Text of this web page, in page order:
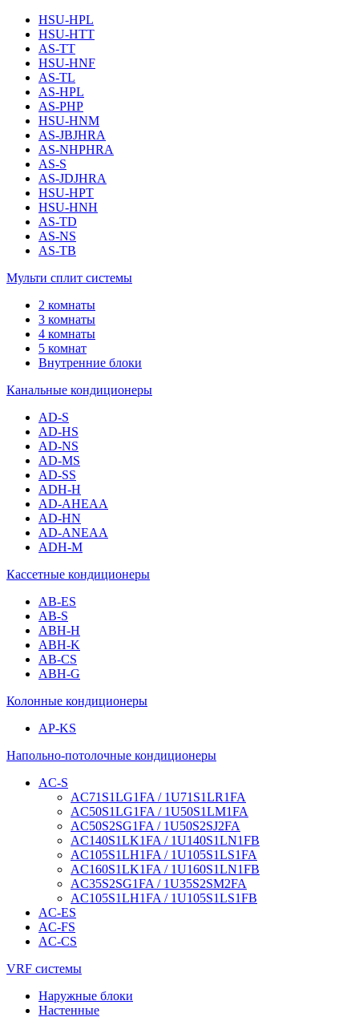
HSU-HPL
HSU-HTT
AS-TT
HSU-HNF
AS-TL
AS-HPL
AS-PHP
HSU-HNM
AS-JBJHRA
AS-NHPHRA
AS-S
AS-JDJHRA
HSU-HPT
HSU-HNH
AS-TD
AS-NS
AS-TB
Мульти сплит системы
2 комнаты
3 комнаты
4 комнаты
5 комнат
Внутренние блоки
Канальные кондиционеры
AD-S
AD-HS
AD-NS
AD-MS
AD-SS
ADH-H
AD-AHEAA
AD-HN
AD-ANEAA
ADH-M
Кассетные кондиционеры
AB-ES
AB-S
ABH-H
ABH-K
AB-CS
ABH-G
Колонные кондиционеры
AP-KS
Напольно-потолочные кондиционеры
AC-S
AC71S1LG1FA / 1U71S1LR1FA
AC50S1LG1FA / 1U50S1LM1FA
AC50S2SG1FA / 1U50S2SJ2FA
AC140S1LK1FA / 1U140S1LN1FB
AC105S1LH1FA / 1U105S1LS1FA
AC160S1LK1FA / 1U160S1LN1FB
AC35S2SG1FA / 1U35S2SM2FA
AC105S1LH1FA / 1U105S1LS1FB
AC-ES
AC-FS
AC-CS
VRF системы
Наружные блоки
Настенные